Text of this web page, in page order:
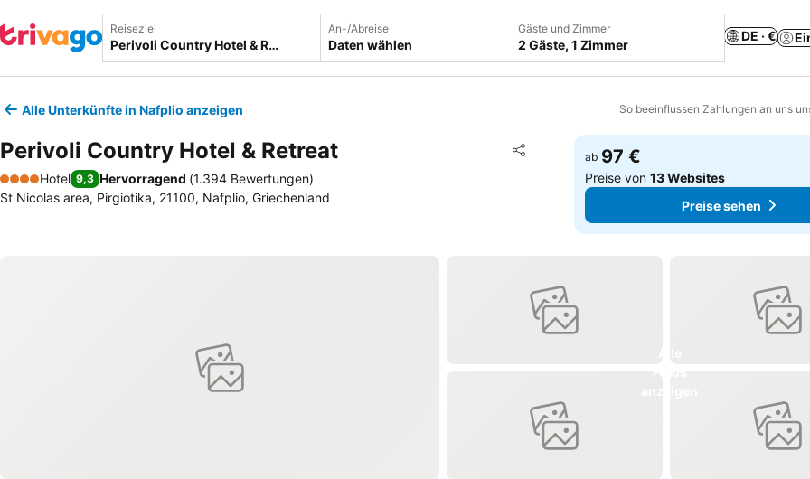
Reiseziel An-/Abreise
Daten wählen
Gäste und Zimmer
2 Gäste, 1 Zimmer
DE · €
Alle Unterkünfte in Nafplio anzeigen So beeinflussen Zahlungen an uns
Perivoli Country Hotel & Retreat Teilen
Zu Favoriten hinzufügen
4 Sterne
Hotel 9,3 Hervorragend (1.394 Bewertungen)
St Nicolas area, Pirgiotika, 21100, Nafplio, Griechenland
ab 97 €
Preise von13 Websites
Preise sehen